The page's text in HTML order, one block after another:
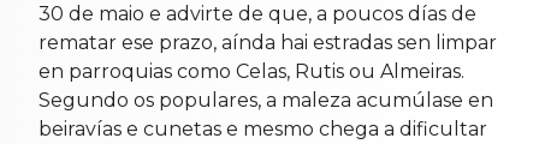
30 de maio e advirte de que, a poucos días de
rematar ese prazo, aínda hai estradas sen limpar
en parroquias como Celas, Rutis ou Almeiras.
Segundo os populares, a maleza acumúlase en
beiravías e cunetas e mesmo chega a dificultar